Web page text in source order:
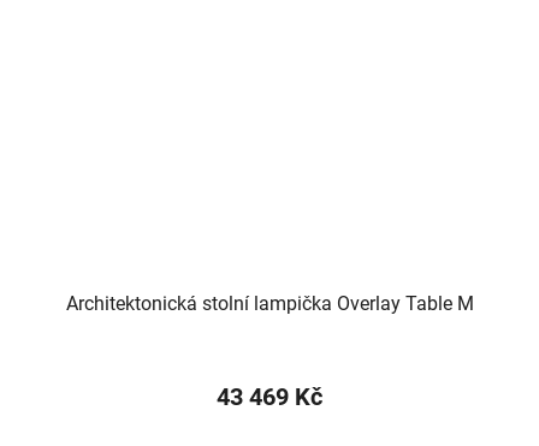
Architektonická stolní lampička Overlay Table M
43 469 Kč